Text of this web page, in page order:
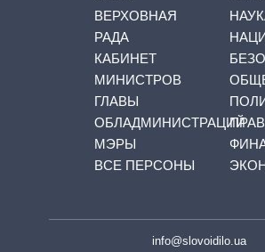
ВЕРХОВНАЯ
РАДА
КАБИНЕТ
МИНИСТРОВ
ГЛАВЫ
ОБЛАДМИНИСТРАЦИЙ
МЭРЫ
ВСЕ ПЕРСОНЫ
info@slovoidilo.ua